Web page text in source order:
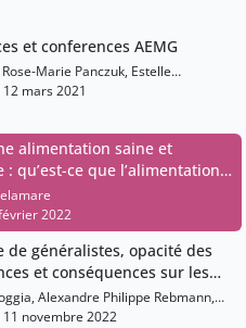
et conferences AEMG
Marie Panczuk, Estelle
mars 2021
alimentation saine et
: qu’est-ce que l’alimentation
planétaire ?
2022
de généralistes, opacité des
et conséquences sur les
Alexandre Philippe Rebmann,
novembre 2022